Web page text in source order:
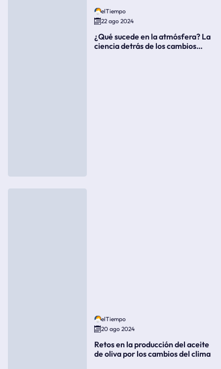
elTiempo
22 ago 2024
¿Qué sucede en la atmósfera? La
ciencia detrás de los cambios
elTiempo
20 ago 2024
Retos en la producción del aceite
de oliva por los cambios del clima